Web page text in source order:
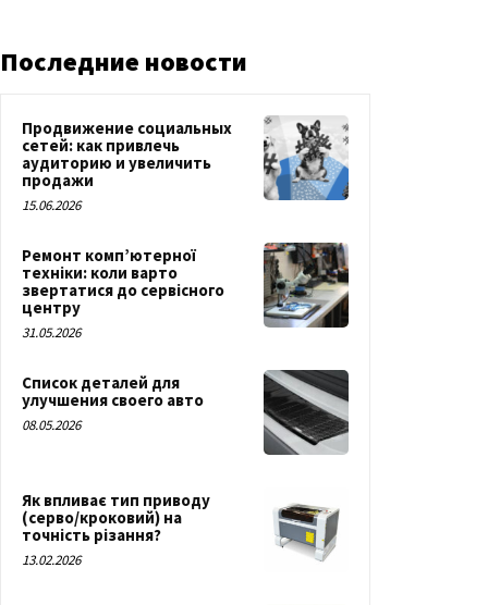
Последние новости
Продвижение социальных
сетей: как привлечь
аудиторию и увеличить
продажи
15.06.2026
Ремонт комп’ютерної
техніки: коли варто
звертатися до сервісного
центру
31.05.2026
Список деталей для
улучшения своего авто
08.05.2026
Як впливає тип приводу
(серво/кроковий) на
точність різання?
13.02.2026